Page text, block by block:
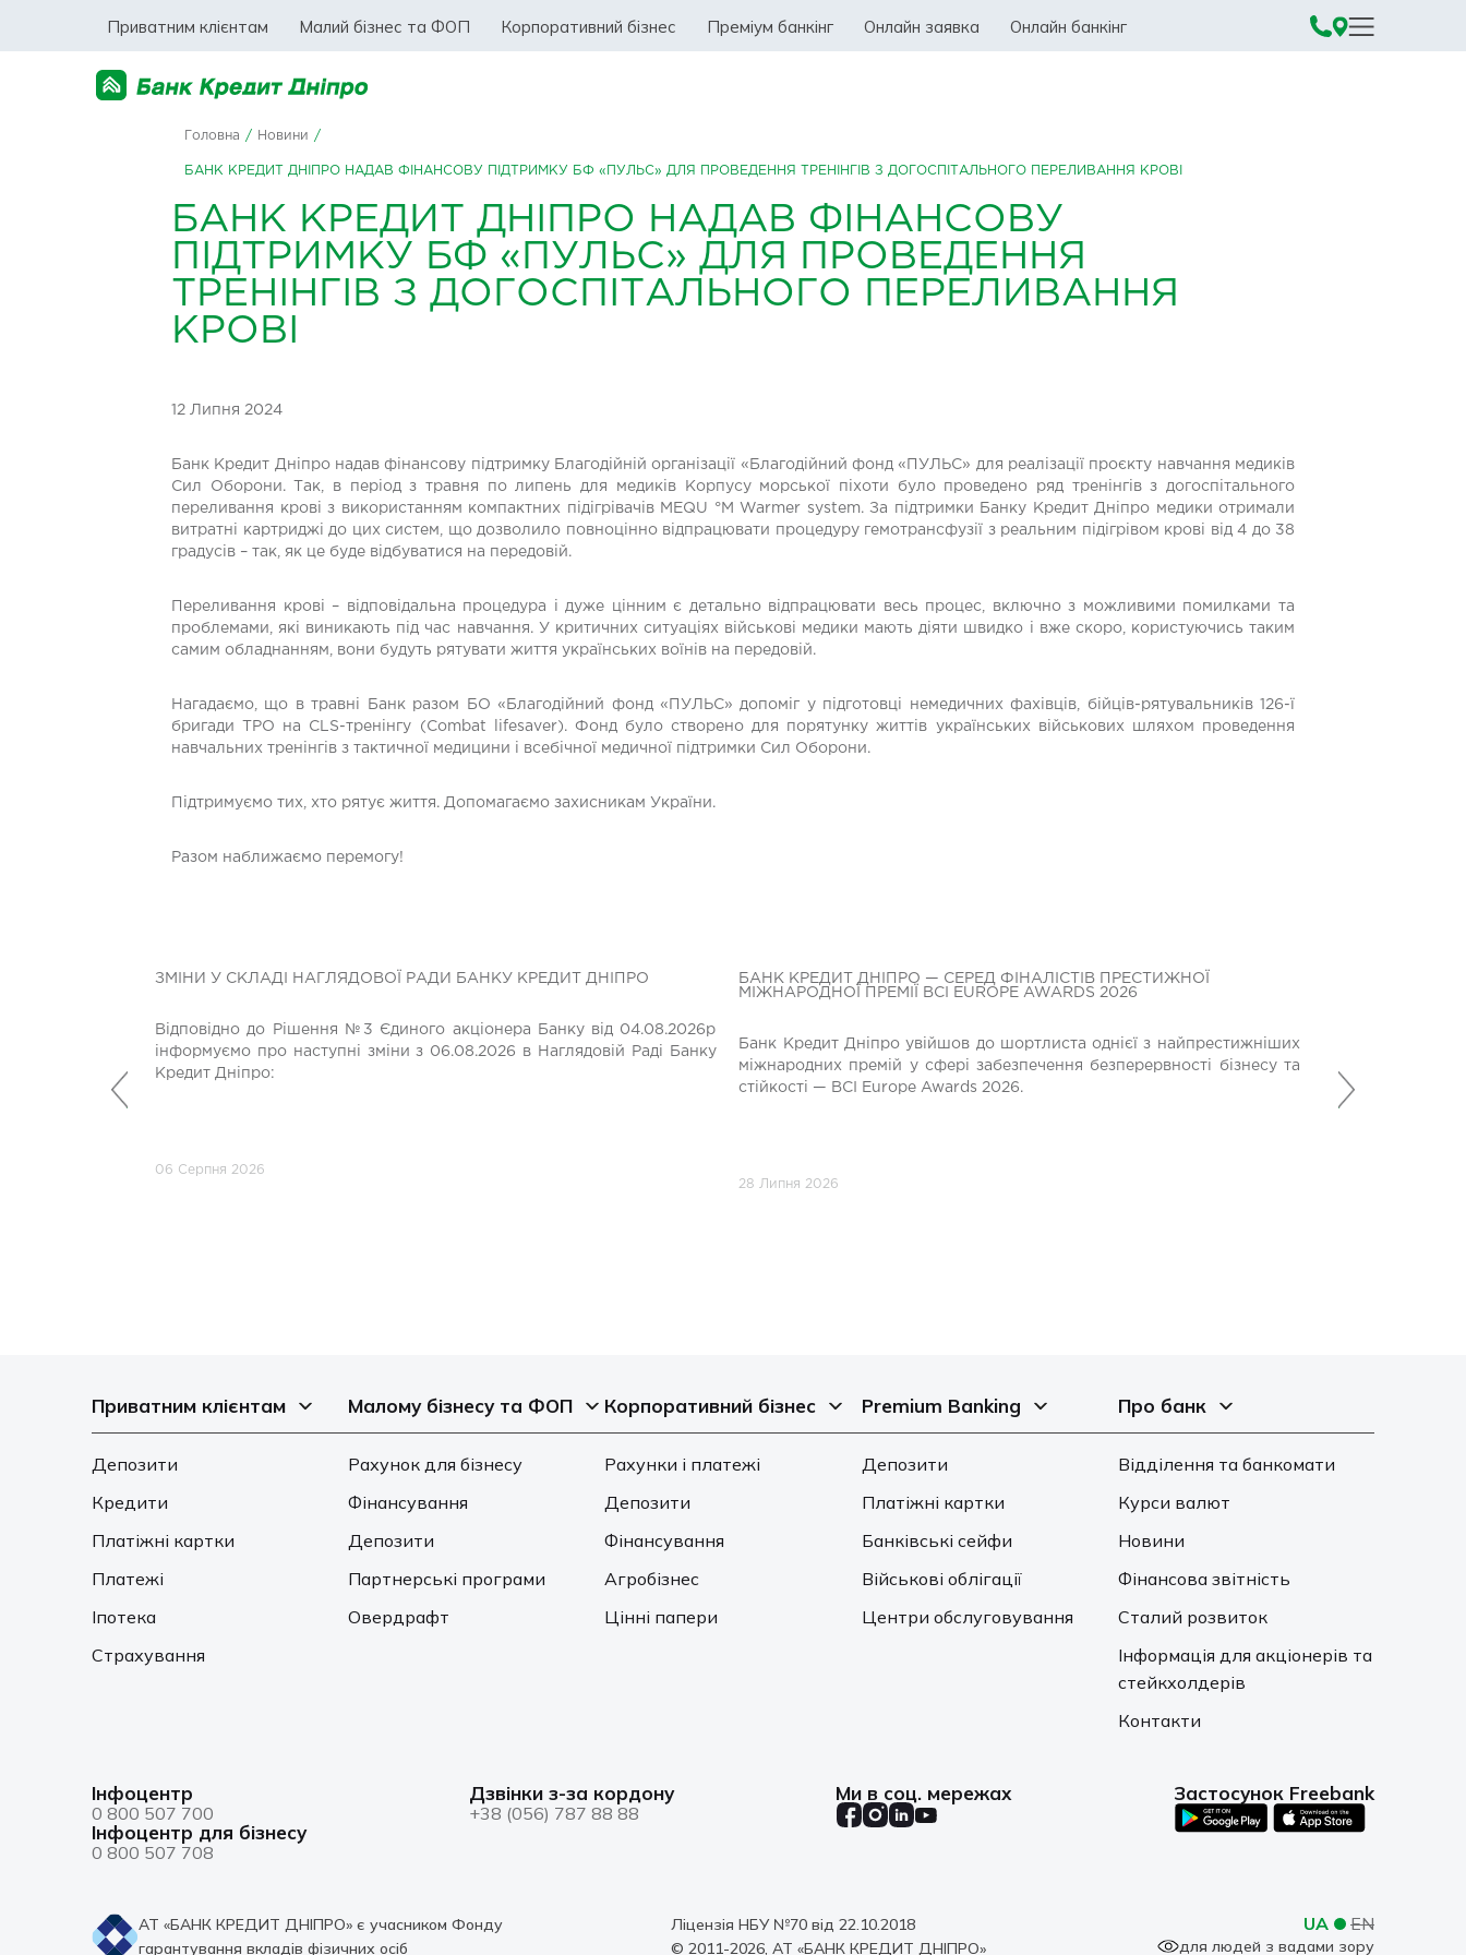
Приватним клієнтам Малий бізнес та ФОП Корпоративний бізнес Преміум банкінг Онлайн заявка Онлайн банкінг
Головна / Новини /
БАНК КРЕДИТ ДНІПРО НАДАВ ФІНАНСОВУ ПІДТРИМКУ БФ «ПУЛЬС» ДЛЯ ПРОВЕДЕННЯ ТРЕНІНГІВ З ДОГОСПІТАЛЬНОГО ПЕРЕЛИВАННЯ КРОВІ
БАНК КРЕДИТ ДНІПРО НАДАВ ФІНАНСОВУ
ПІДТРИМКУ БФ «ПУЛЬС» ДЛЯ ПРОВЕДЕННЯ
ТРЕНІНГІВ З ДОГОСПІТАЛЬНОГО ПЕРЕЛИВАННЯ
КРОВІ
12 Липня 2024
Банк Кредит Дніпро надав фінансову підтримку Благодійній організації «Благодійний фонд «ПУЛЬС» для реалізації проєкту навчання медиків
Сил Оборони. Так, в період з травня по липень для медиків Корпусу морської піхоти було проведено ряд тренінгів з догоспітального
переливання крові з використанням компактних підігрівачів MEQU °M Warmer system. За підтримки Банку Кредит Дніпро медики отримали
витратні картриджі до цих систем, що дозволило повноцінно відпрацювати процедуру гемотрансфузії з реальним підігрівом крові від 4 до 38
градусів – так, як це буде відбуватися на передовій.
Переливання крові – відповідальна процедура і дуже цінним є детально відпрацювати весь процес, включно з можливими помилками та
проблемами, які виникають під час навчання. У критичних ситуаціях військові медики мають діяти швидко і вже скоро, користуючись таким
самим обладнанням, вони будуть рятувати життя українських воїнів на передовій.
Нагадаємо, що в травні Банк разом БО «Благодійний фонд «ПУЛЬС» допоміг у підготовці немедичних фахівців, бійців-рятувальників 126-ї
бригади ТРО на CLS-тренінгу (Combat lifesaver). Фонд було створено для порятунку життів українських військових шляхом проведення
навчальних тренінгів з тактичної медицини і всебічної медичної підтримки Сил Оборони.
Підтримуємо тих, хто рятує життя. Допомагаємо захисникам України.
Разом наближаємо перемогу!
ЗМІНИ У СКЛАДІ НАГЛЯДОВОЇ РАДИ БАНКУ КРЕДИТ ДНІПРО
Відповідно до Рішення №3 Єдиного акціонера Банку від 04.08.2026р
інформуємо про наступні зміни з 06.08.2026 в Наглядовій Раді Банку
Кредит Дніпро:
06 Серпня 2026
БАНК КРЕДИТ ДНІПРО — СЕРЕД ФІНАЛІСТІВ ПРЕСТИЖНОЇ
МІЖНАРОДНОЇ ПРЕМІЇ BCI EUROPE AWARDS 2026
Банк Кредит Дніпро увійшов до шортлиста однієї з найпрестижніших
міжнародних премій у сфері забезпечення безперервності бізнесу та
стійкості — BCI Europe Awards 2026.
28 Липня 2026
допомагають
місію у
Попередній Наступний
Приватним клієнтам
Депозити
Кредити
Платіжні картки
Платежі
Іпотека
Страхування
Малому бізнесу та ФОП
Рахунок для бізнесу
Фінансування
Депозити
Партнерські програми
Овердрафт
Корпоративний бізнес
Рахунки і платежі
Депозити
Фінансування
Агробізнес
Цінні папери
Premium Banking
Депозити
Платіжні картки
Банківські сейфи
Військові облігації
Центри обслуговування
Про банк
Відділення та банкомати
Курси валют
Новини
Фінансова звітність
Сталий розвиток
Інформація для акціонерів та
стейкхолдерів
Контакти
Інфоцентр
0 800 507 700
Інфоцентр для бізнесу
0 800 507 708
Дзвінки з-за кордону
+38 (056) 787 88 88
Ми в соц. мережах Застосунок Freebank
АТ «БАНК КРЕДИТ ДНІПРО» є учасником Фонду
гарантування вкладів фізичних осіб
Ліцензія НБУ №70 від 22.10.2018
© 2011-2026, АТ «БАНК КРЕДИТ ДНІПРО»
для людей з вадами зору
UA EN